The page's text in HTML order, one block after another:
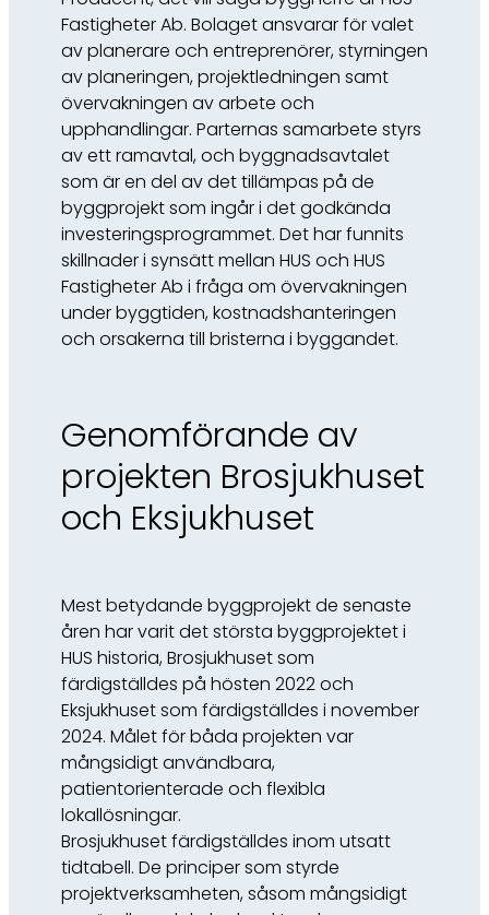
Fastigheter Ab. Bolaget ansvarar för valet
av planerare och entreprenörer, styrningen
av planeringen, projektledningen samt
övervakningen av arbete och
upphandlingar. Parternas samarbete styrs
av ett ramavtal, och byggnadsavtalet
som är en del av det tillämpas på de
byggprojekt som ingår i det godkända
investeringsprogrammet. Det har funnits
skillnader i synsätt mellan HUS och HUS
Fastigheter Ab i fråga om övervakningen
under byggtiden, kostnadshanteringen
och orsakerna till bristerna i byggandet.
Genomförande av
projekten Brosjukhuset
och Eksjukhuset
Mest betydande byggprojekt de senaste
åren har varit det största byggprojektet i
HUS historia, Brosjukhuset som
färdigställdes på hösten 2022 och
Eksjukhuset som färdigställdes i november
2024. Målet för båda projekten var
mångsidigt användbara,
patientorienterade och flexibla
lokallösningar.
Brosjukhuset färdigställdes inom utsatt
tidtabell. De principer som styrde
projektverksamheten, såsom mångsidigt